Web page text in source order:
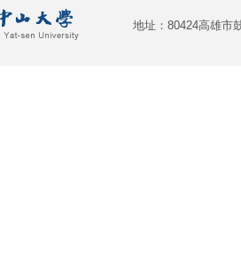
地址：80424高雄市